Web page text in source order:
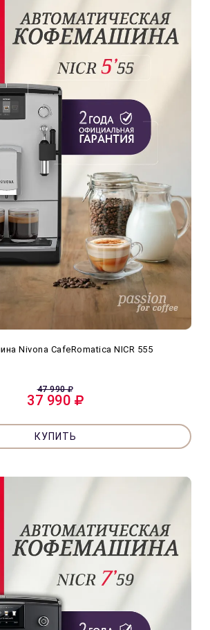
Nivona CafeRomatica NICR 555
47 990
37 990
КУПИТЬ